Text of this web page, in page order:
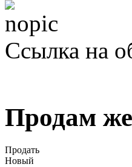
Ссылка на
Продам
Продать
Новый